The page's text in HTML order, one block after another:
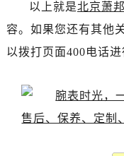
以上就是北京萧
容。如果您还有其他
以拨打页面400电话